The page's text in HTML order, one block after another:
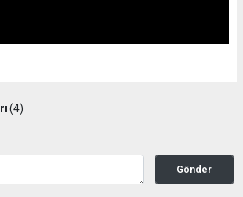
(4)
Gönder